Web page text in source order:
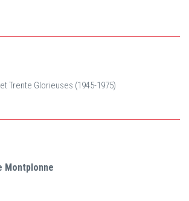
Trente Glorieuses (1945-1975)
Montplonne